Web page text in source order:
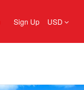
Sign Up USD